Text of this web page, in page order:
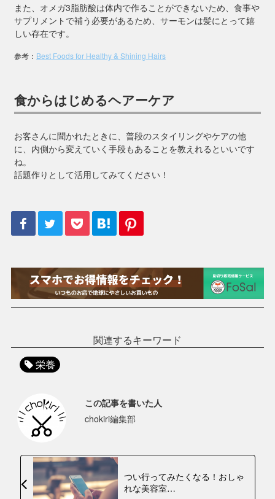
また、オメガ3脂肪酸は体内で作ることができないため、食事や
サプリメントで補う必要があるため、サーモンは髪にとって嬉
しい存在です。
参考： Best Foods for Healthy & Shining Hairs
食からはじめるヘアーケア
お客さんに聞かれたときに、普段のスタイリングやケアの他
に、内側から変えていく手段もあることを教えれるといいです
ね。
話題作りとして活用してみてください！
関連するキーワード
栄養
この記事を書いた人
chokiri編集部
つい行ってみたくなる！おしゃ
れな美容室…